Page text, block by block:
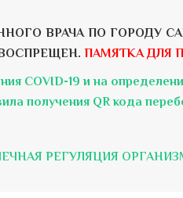
ВРАЧА ПО ГОРОДУ
ПАМЯТКА ДЛЯ
COVID-19 и на
получения QR кода
РЕГУЛЯЦИЯ